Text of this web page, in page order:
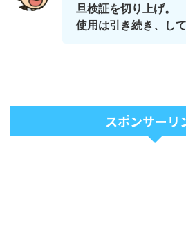
旦検証を切り上げ。
使用は引き続き、し
スポンサーリ